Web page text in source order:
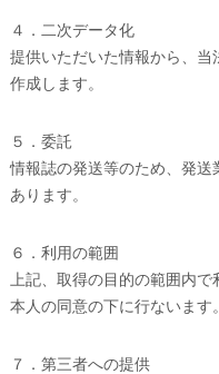
４．二次データ化
提供いただいた情報から、
作成します。
５．委託
情報誌の発送等のため、発
あります。
６．利用の範囲
上記、取得の目的の範囲内
本人の同意の下に行ないます。
７．第三者への提供